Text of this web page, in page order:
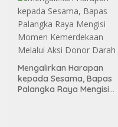
Mengalirkan Harapan
kepada Sesama, Bapas
Palangka Raya Mengisi